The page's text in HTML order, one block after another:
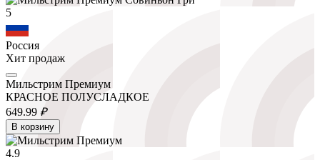
5
Россия
Хит продаж
Мильстрим Премиум
КРАСНОЕ ПОЛУСЛАДКОЕ
649.99 ₽
В корзину
4.9